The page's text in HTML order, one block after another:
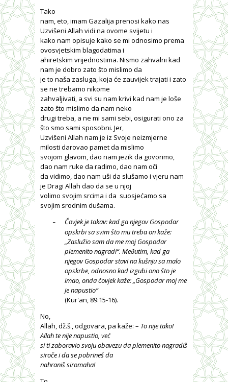
Tako
nam, eto, imam Gazalija prenosi kako nas
Uzvišeni Allah vidi na ovome svijetu i
kako nam opisuje kako se mi odnosimo prema
ovosvjetskim blagodatima i
ahiretskim vrijednostima. Nismo zahvalni kad
nam je dobro zato što mislimo da
je to naša zasluga, koja će zauvijek trajati i zato
se ne trebamo nikome
zahvaljivati, a svi su nam krivi kad nam je loše
zato što mislimo da nam neko
drugi treba, a ne mi sami sebi, osigurati ono za
što smo sami sposobni. Jer,
Uzvišeni Allah nam je iz Svoje neizmjerne
milosti darovao pamet da mislimo
svojom glavom, dao nam jezik da govorimo,
dao nam ruke da radimo, dao nam oči
da vidimo, dao nam uši da slušamo i vjeru nam
je Dragi Allah dao da se u njoj
volimo svojim srcima i da suosjećamo sa
svojim srodnim dušama.
–
Čovjek je takav: kad ga njegov Gospodar
opskrbi sa svim što mu treba on kaže:
„Zaslužio sam da me moj Gospodar
plemenito nagradi“. Meðutim, kad ga
njegov Gospodar stavi na kušnju sa malo
opskrbe, odnosno kad izgubi ono što je
imao, onda čovjek kaže: „Gospodar moj me
je napustio“
(Kur'an, 89:15-16).
No,
Allah, dž.š., odgovara, pa kaže: – To nije tako!
Allah te nije napustio, već
si ti zaboravio svoju obavezu da plemenito nagradiš
siroče i da se pobrineš da
nahraniš siromaha!